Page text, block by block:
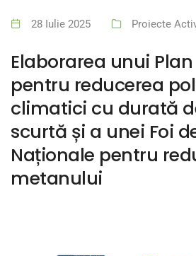
28 Iulie 2025 Proiecte
Elaborarea unui
pentru reducerea
climatici cu durată
scurtă și a unei Foi
Naționale pentru
metanului